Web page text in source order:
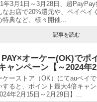
年3月1日～3月28日、超
なお店で20%還元や、ペイペイ
特典など、様々開催...
記事を読む
オーケー(OK)でポ
ャンペーン【～2024年2
ケーストア（OK）にてauペイ
すると、ポイント最大4倍キャン
年2月15日～2月29日】...